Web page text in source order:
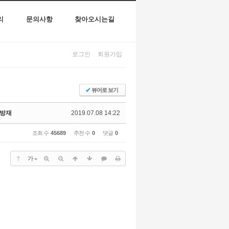
문의사항 찾아오시는길
로그인 회원가입
✔뷰어로 보기
2019.07.08 14:22
재
조회 수 45689 추천 수 0 댓글 0
? 가